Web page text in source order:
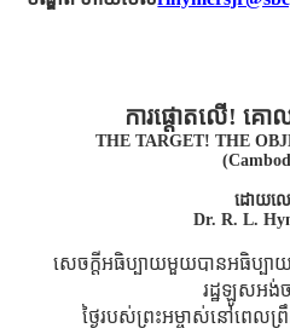
ការផ្ដោតលើ! គ
THE TARGET! THE
ដោយល
Dr. R. L.
សេចក្ដីអធិប្បាយមួយបានអធិប្បា
រដ្ឋឡូសអង់
ថ្ងៃរបស់ព្រះអម្ចាស់នៅពេ